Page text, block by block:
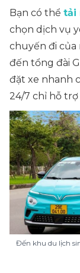
Bạn có thể tải
chọn dịch vụ
chuyến đi của
đến tổng đài
đặt xe nhanh
24/7 chỉ hỗ trợ
Đến khu du lịch